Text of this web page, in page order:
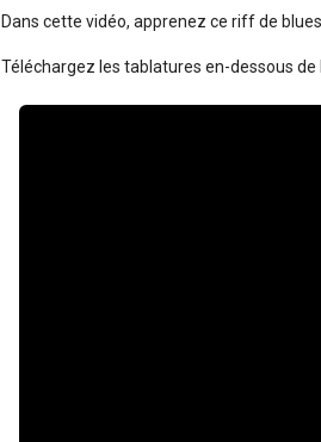
Dans cette vidéo, apprenez ce riff de
Téléchargez les tablatures en-dessous de